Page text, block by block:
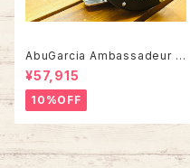
AbuGarcia Ambassadeur 4
501C FACTORY TUNED アン
バサダー ファクトリーチューン
¥57,915
10%OFF